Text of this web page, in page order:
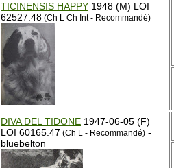
TICINENSIS HAPPY 1948 (M) LOI
62527.48 (Ch L Ch Int - Recommandé)
DIVA DEL TIDONE 1947-06-05 (F)
LOI 60165.47 (Ch L - Recommandé) -
bluebelton